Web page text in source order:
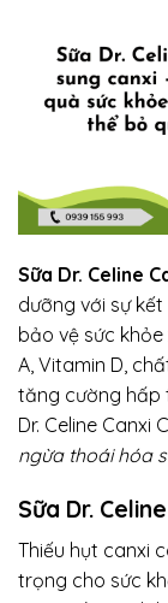
Sữa Dr. Celine C
dưỡng với sự kết
bảo vệ sức
A, Vitamin D,
tăng cường hấp
Dr. Celine Canxi
ngừa thoái hóa
Sữa Dr.
Thiếu hụt canxi
trọng cho sức